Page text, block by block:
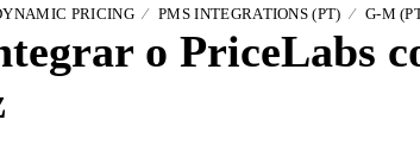
PRICING PMS INTEGRATIONS (PT) G-M
o PriceLabs